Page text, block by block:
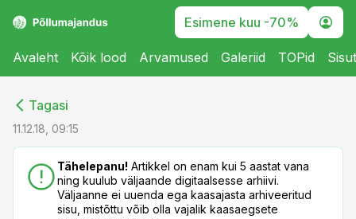
Esimene kuu -70%
Avaleht Kõik lood Arvamused Galeriid TOPid
Tagasi
11.12.18, 09:15
Tähelepanu! Artikkel on enam kui 5 aastat vana
ning kuulub väljaande digitaalsesse arhiivi.
Väljaanne ei uuenda ega kaasajasta arhiveeritud
sisu, mistõttu võib olla vajalik kaasaegsete